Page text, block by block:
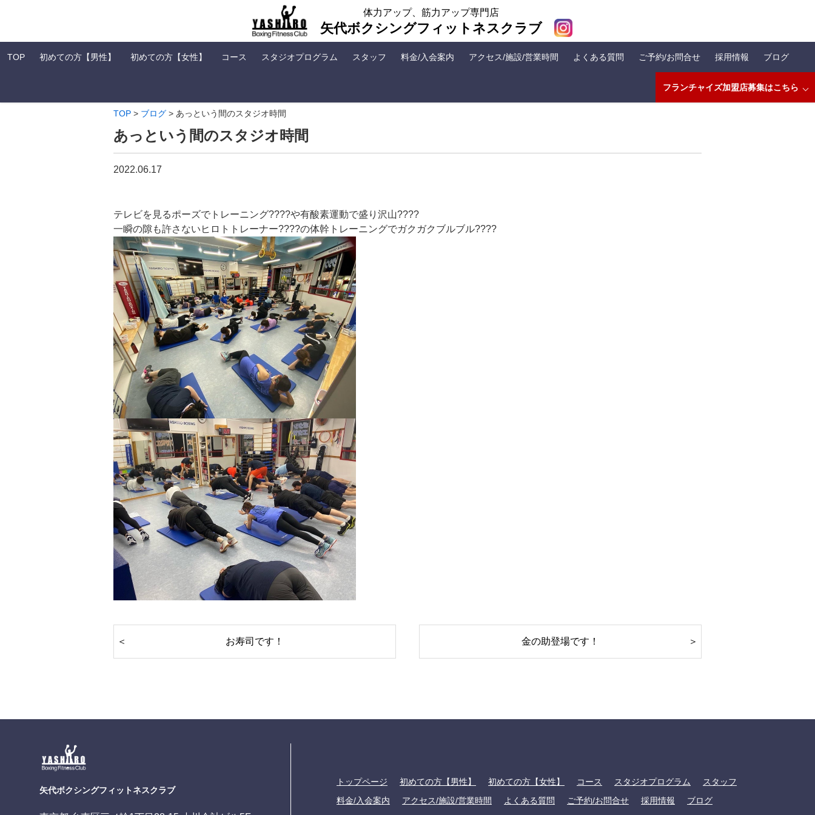
体力アップ、筋力アップ専門店
矢代ボクシングフィットネスクラブ
TOP 初めての方【男性】 初めての方【女性】 コース スタジオプログラム スタッフ 料金/入会案内 アクセス/施設/営業時間 よくある質問 ご予約/お問合せ 採用情報 ブログ
フランチャイズ加盟店募集はこちら
TOP > ブログ > あっという間のスタジオ時間
あっという間のスタジオ時間
2022.06.17
テレビを見るポーズでトレーニング????や有酸素運動で盛り沢山????
一瞬の隙も許さないヒロトトレーナー????の体幹トレーニングでガクガクブルブル????
お寿司です！ 金の助登場です！
矢代ボクシングフィットネスクラブ
トップページ 初めての方【男性】 初めての方【女性】 コース スタジオプログラム
スタッフ
料金/入会案内
アクセス/施設/営業時間 よくある質問 ご予約/お問合せ 採用情報
ブログ